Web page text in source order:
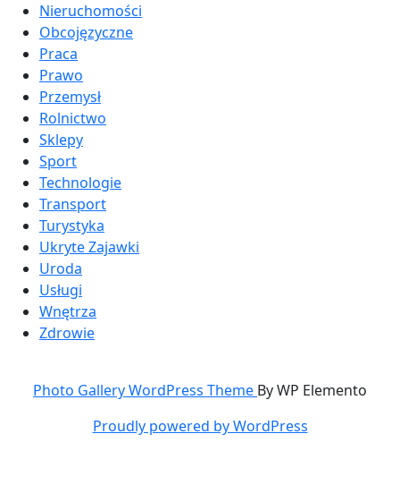
Nieruchomości
Obcojęzyczne
Praca
Prawo
Przemysł
Rolnictwo
Sklepy
Sport
Technologie
Transport
Turystyka
Ukryte Zajawki
Uroda
Usługi
Wnętrza
Zdrowie
Photo Gallery WordPress Theme By WP Elemento
Proudly powered by WordPress